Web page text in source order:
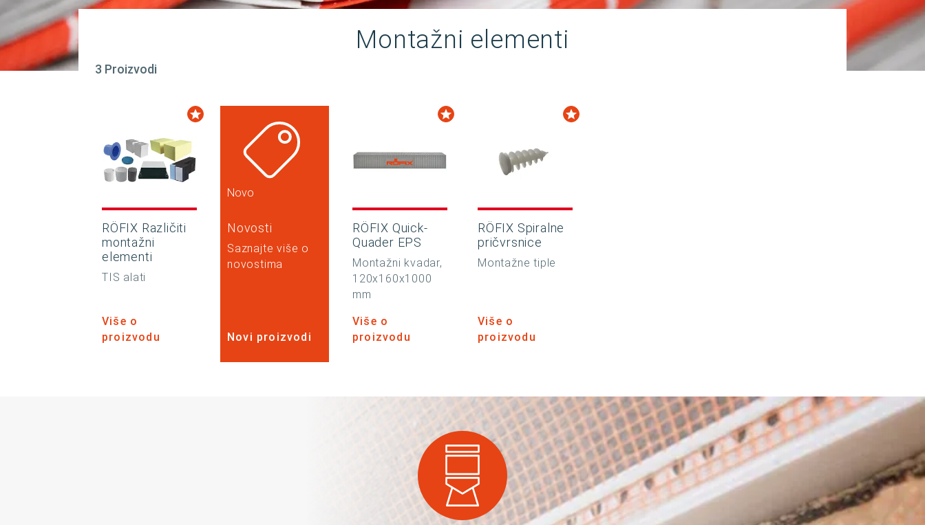
Montažni elementi
3 Proizvodi
RÖFIX Različiti
montažni
elementi
TIS alati
Više o
proizvodu
Novo
Novosti
Saznajte više o
novostima
Novi proizvodi
RÖFIX Quick-
Quader EPS
Montažni kvadar,
120x160x1000
mm
Više o
proizvodu
RÖFIX Spiralne
pričvrsnice
Montažne tiple
Više o
proizvodu